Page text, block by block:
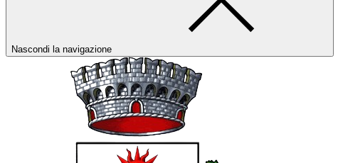
Nascondi la navigazione